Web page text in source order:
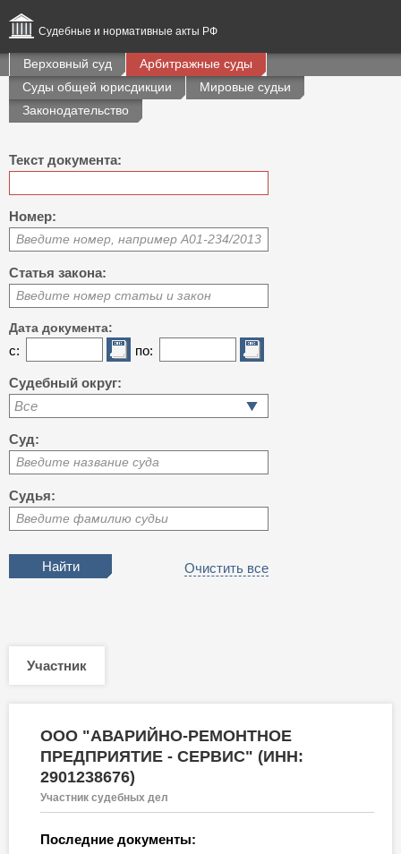
Судебные и нормативные акты РФ
Верховный суд
Арбитражные суды
Суды общей юрисдикции
Мировые судьи
Законодательство
Текст документа:
Номер:
Введите номер, например А01-234/2013
Статья закона:
Введите номер статьи и закон
Дата документа:
с: по:
Судебный округ:
Все
Суд:
Введите название суда
Судья:
Введите фамилию судьи
Очистить все
Участник
ООО "АВАРИЙНО-РЕМОНТНОЕ
ПРЕДПРИЯТИЕ - СЕРВИС" (ИНН:
2901238676)
Участник судебных дел
Последние документы: